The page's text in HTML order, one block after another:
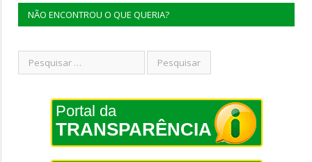
NÃO ENCONTROU O QUE QUERIA?
Portal da
TRANSPARÊNCIA